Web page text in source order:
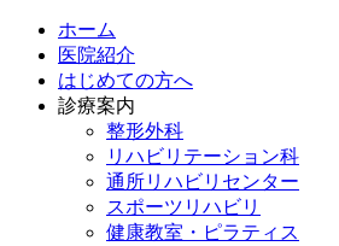
ホーム
医院紹介
はじめての方へ
診療案内
整形外科
リハビリテーション科
通所リハビリセンター
スポーツリハビリ
健康教室・ピラティス